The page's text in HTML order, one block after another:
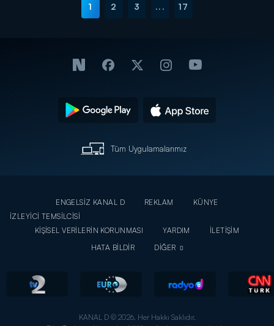
1 2 3 ... 17
Tüm Uygulamalarımız
ENGELSİZ KANAL D REKLAM
KÜNYE
İZLEYİCİ TEMSİLCİSİ
KİŞİSEL VERİLERİN KORUNMASI
YARDIM
İLETİŞİM
HATA BİLDİR
DİĞER
KANAL D © 2026. Her Hakkı Saklıdır.